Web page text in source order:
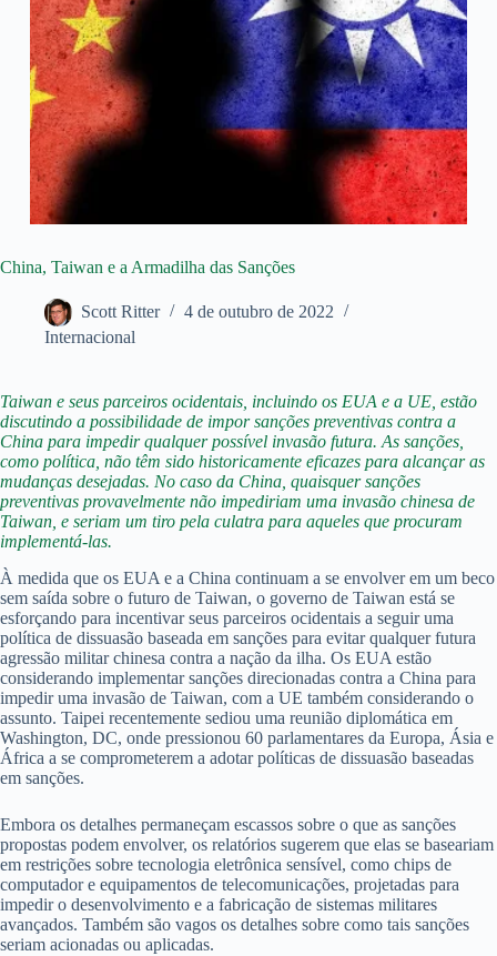
China, Taiwan e a Armadilha das Sanções
Scott Ritter
4 de outubro de 2022
Internacional
Taiwan e seus parceiros ocidentais, incluindo os EUA e a UE, estão
discutindo a possibilidade de impor sanções preventivas contra a
China para impedir qualquer possível invasão futura. As sanções,
como política, não têm sido historicamente eficazes para alcançar as
mudanças desejadas. No caso da China, quaisquer sanções
preventivas provavelmente não impediriam uma invasão chinesa de
Taiwan, e seriam um tiro pela culatra para aqueles que procuram
implementá-las.
À medida que os EUA e a China continuam a se envolver em um beco
sem saída sobre o futuro de Taiwan, o governo de Taiwan está se
esforçando para incentivar seus parceiros ocidentais a seguir uma
política de dissuasão baseada em sanções para evitar qualquer futura
agressão militar chinesa contra a nação da ilha. Os EUA estão
considerando implementar sanções direcionadas contra a China para
impedir uma invasão de Taiwan, com a UE também considerando o
assunto. Taipei recentemente sediou uma reunião diplomática em
Washington, DC, onde pressionou 60 parlamentares da Europa, Ásia e
África a se comprometerem a adotar políticas de dissuasão baseadas
em sanções.
Embora os detalhes permaneçam escassos sobre o que as sanções
propostas podem envolver, os relatórios sugerem que elas se baseariam
em restrições sobre tecnologia eletrônica sensível, como chips de
computador e equipamentos de telecomunicações, projetadas para
impedir o desenvolvimento e a fabricação de sistemas militares
avançados. Também são vagos os detalhes sobre como tais sanções
seriam acionadas ou aplicadas.